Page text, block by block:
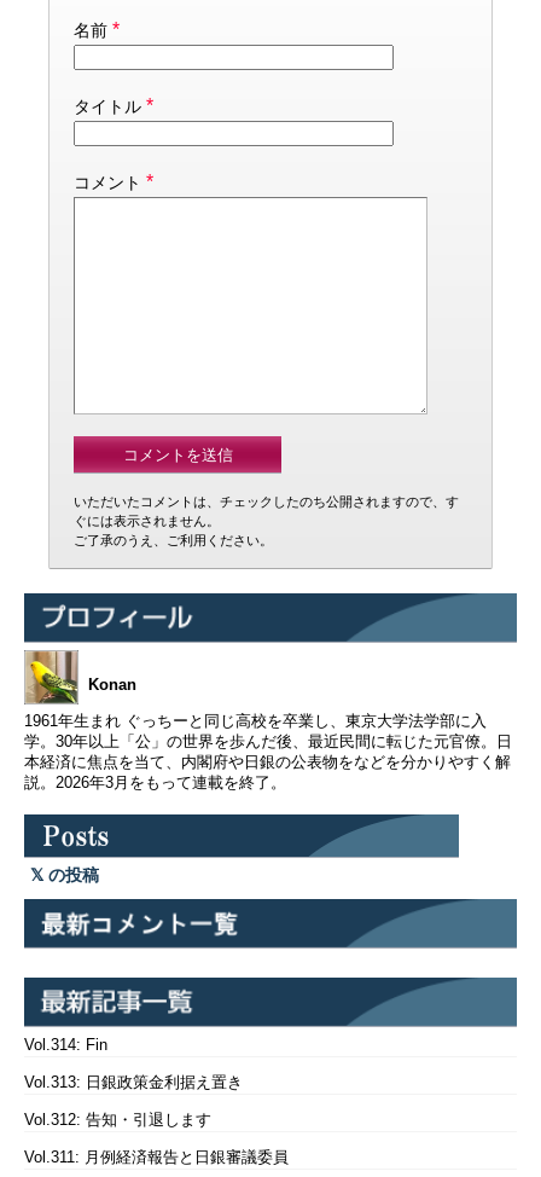
名前 *
タイトル *
コメント *
いただいたコメントは、チェックしたのち公開されますので、す
ぐには表示されません。
ご了承のうえ、ご利用ください。
Konan
1961年生まれ ぐっちーと同じ高校を卒業し、東京大学法学部に入
学。30年以上「公」の世界を歩んだ後、最近民間に転じた元官僚。日
本経済に焦点を当て、内閣府や日銀の公表物をなどを分かりやすく解
説。2026年3月をもって連載を終了。
の投稿
Vol.314: Fin
Vol.313: 日銀政策金利据え置き
Vol.312: 告知・引退します
Vol.311: 月例経済報告と日銀審議委員